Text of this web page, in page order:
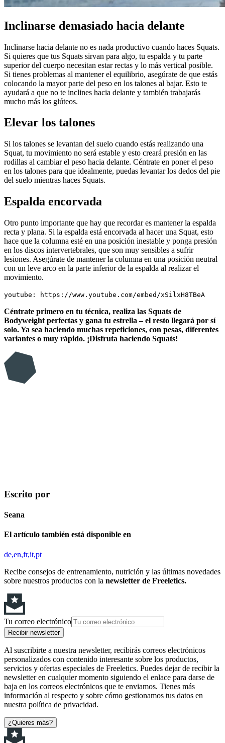
Inclinarse demasiado hacia delante
Inclinarse hacia delante no es nada productivo cuando haces Squats.
Si quieres que tus Squats sirvan para algo, tu espalda y tu parte
superior del cuerpo necesitan estar rectas y lo más vertical posible.
Si tienes problemas al mantener el equilibrio, asegúrate de que estás
colocando la mayor parte del peso en los talones al bajar. Esto te
ayudará a que no te inclines hacia delante y también trabajarás
mucho más los glúteos.
Elevar los talones
Si los talones se levantan del suelo cuando estás realizando una
Squat, tu movimiento no será estable y esto creará presión en las
rodillas al cambiar el peso hacia delante. Céntrate en poner el peso
en los talones para que idealmente, puedas levantar los dedos del pie
del suelo mientras haces Squats.
Espalda encorvada
Otro punto importante que hay que recordar es mantener la espalda
recta y plana. Si la espalda está encorvada al hacer una Squat, esto
hace que la columna esté en una posición inestable y ponga presión
en los discos intervertebrales, que son muy sensibles a sufrir
lesiones. Asegúrate de mantener la columna en una posición neutral
con un leve arco en la parte inferior de la espalda al realizar el
movimiento.
youtube: https://www.youtube.com/embed/xSilxH8TBeA
Céntrate primero en tu técnica, realiza las Squats de
Bodyweight perfectas y gana tu estrella – el resto llegará por sí
solo. Ya sea haciendo muchas repeticiones, con pesas, diferentes
variantes o muy rápido. ¡Disfruta haciendo Squats!
Escrito por
Seana
El artículo también está disponible en
de en fr it pt
Recibe consejos de entrenamiento, nutrición y las últimas novedades
sobre nuestros productos con la newsletter de Freeletics.
Tu correo electrónico
Recibir newsletter
Al suscribirte a nuestra newsletter, recibirás correos electrónicos
personalizados con contenido interesante sobre los productos,
servicios y ofertas especiales de Freeletics. Puedes dejar de recibir la
newsletter en cualquier momento siguiendo el enlace para darse de
baja en los correos electrónicos que te enviamos. Tienes más
información al respecto y sobre cómo gestionamos tus datos en
nuestra política de privacidad.
¿Quieres más?